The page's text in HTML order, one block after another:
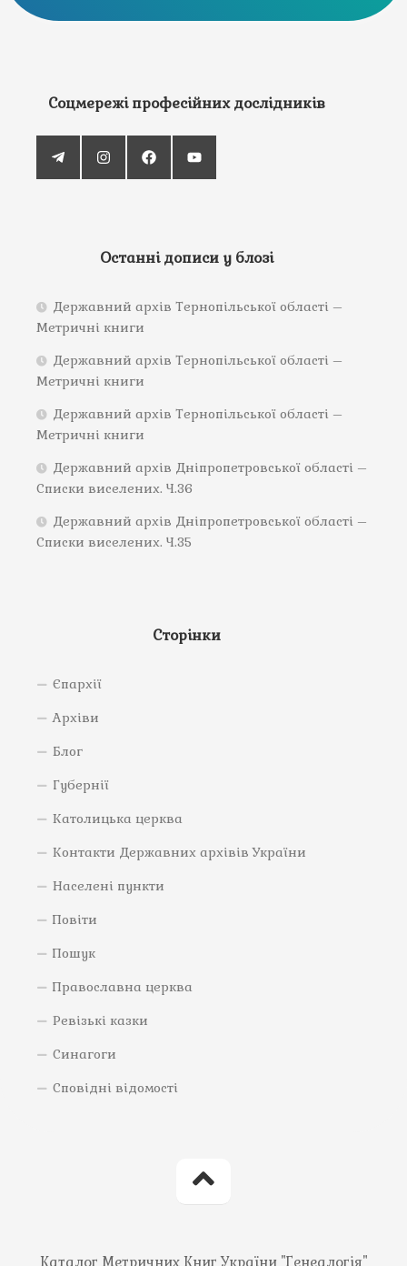
Соцмережі професійних дослідників
Останні дописи у блозі
Державний архів Тернопільської області –
Метричні книги
Державний архів Тернопільської області –
Метричні книги
Державний архів Тернопільської області –
Метричні книги
Державний архів Дніпропетровської області –
Списки виселених. Ч.36
Державний архів Дніпропетровської області –
Списки виселених. Ч.35
Сторінки
Єпархії
Архіви
Блог
Губернії
Католицька церква
Контакти Державних архівів України
Населені пункти
Повіти
Пошук
Православна церква
Ревізькі казки
Синагоги
Сповідні відомості
Каталог Метричних Книг України "Генеалогія"